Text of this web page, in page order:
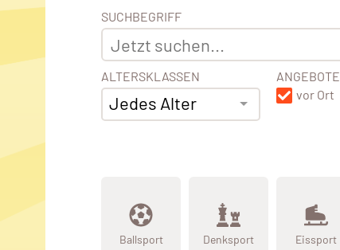
SUCHBEGRIFF
ALTERSKLASSEN
Jedes Alter
ANGEBOTE
vor Ort
Ballsport Denksport Eissport